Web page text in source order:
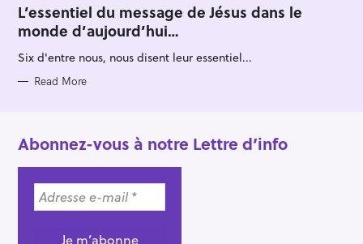
T
E
G
O
R
I
S
L’essentiel du message de Jésus dans le
monde d’aujourd’hui…
Six d'entre nous, nous disent leur essentiel...
Read More
Abonnez-vous à notre Lettre d’info